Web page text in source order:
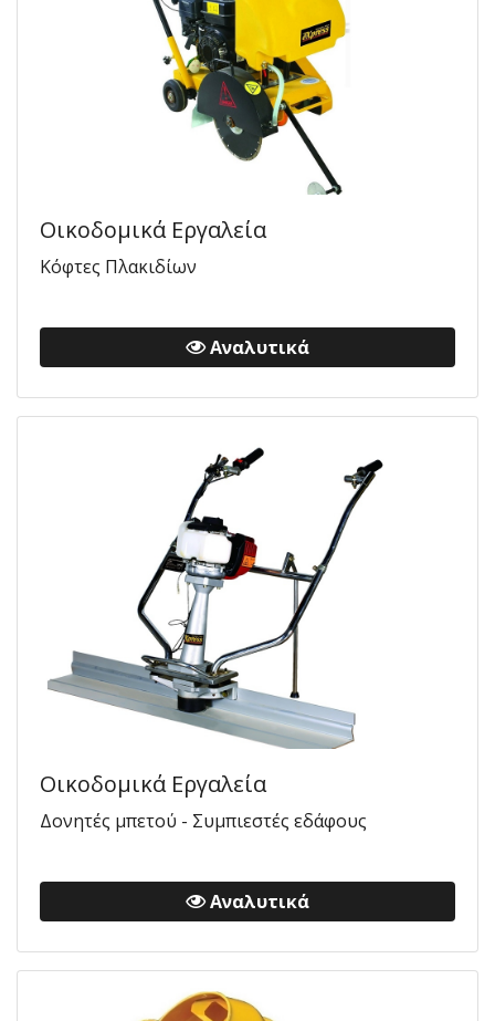
Οικοδομικά Εργαλεία
Κόφτες Πλακιδίων
Αναλυτικά
Οικοδομικά Εργαλεία
Δονητές μπετού - Συμπιεστές εδάφους
Αναλυτικά